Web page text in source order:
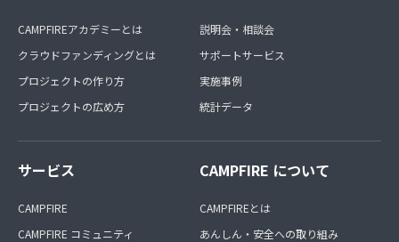
CAMPFIREアカデミーとは
クラウドファンディングとは
プロジェクトの作り方
プロジェクトの広め方
説明会・相談会
サポートサービス
実施事例
統計データ
サービス
CAMPFIRE
CAMPFIRE コミュニティ
CAMPFIRE について
CAMPFIREとは
あんしん・安全への取り組み